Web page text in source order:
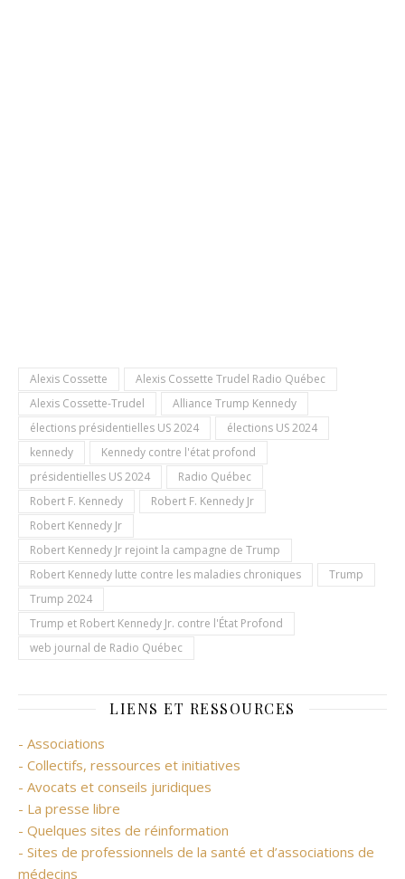
Alexis Cossette
Alexis Cossette Trudel Radio Québec
Alexis Cossette-Trudel
Alliance Trump Kennedy
élections présidentielles US 2024
élections US 2024
kennedy
Kennedy contre l'état profond
présidentielles US 2024
Radio Québec
Robert F. Kennedy
Robert F. Kennedy Jr
Robert Kennedy Jr
Robert Kennedy Jr rejoint la campagne de Trump
Robert Kennedy lutte contre les maladies chroniques
Trump
Trump 2024
Trump et Robert Kennedy Jr. contre l'État Profond
web journal de Radio Québec
LIENS ET RESSOURCES
- Associations
- Collectifs, ressources et initiatives
- Avocats et conseils juridiques
- La presse libre
- Quelques sites de réinformation
- Sites de professionnels de la santé et d’associations de
médecins